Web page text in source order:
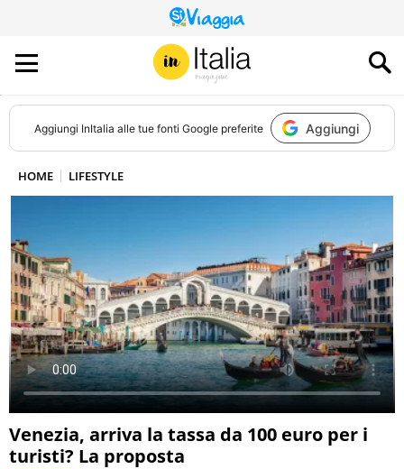
QUESTO
SITO
CONTRIBUISCE
ALL’AUDIENCE
DI
Aggiungi InItalia alle tue fonti Google preferite Aggiungi
HOME LIFESTYLE
Venezia, arriva la tassa da 100 euro per i
turisti? La proposta